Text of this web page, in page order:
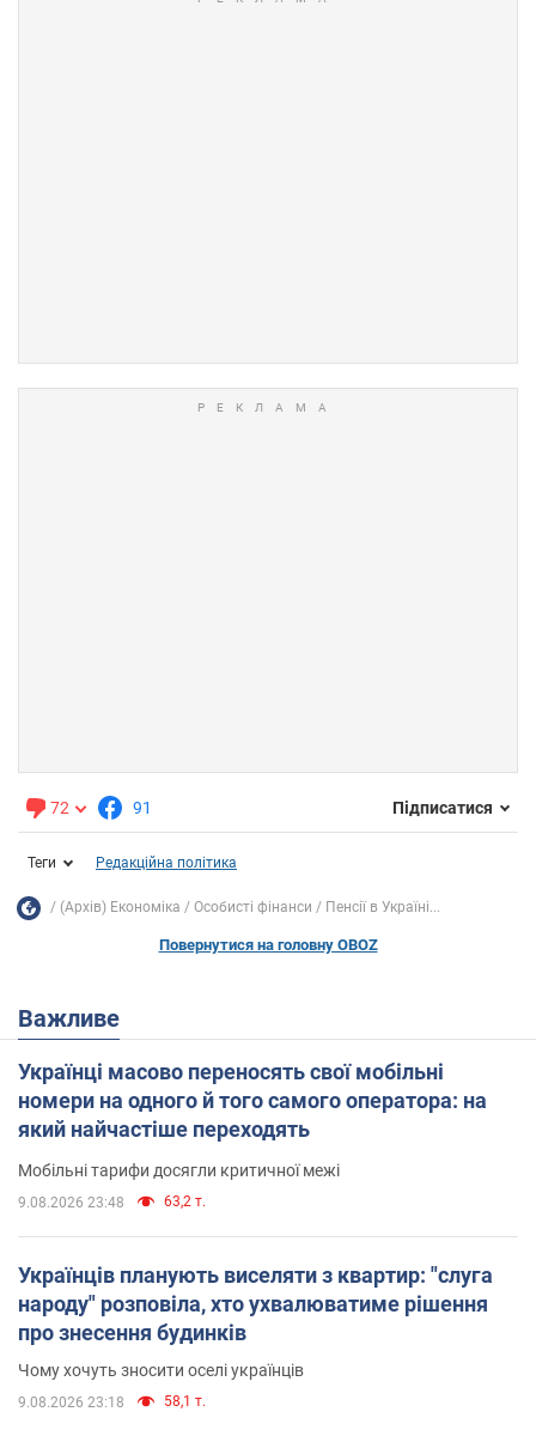
72 91 Підписатися
Теги Редакційна політика
(Архів) Економіка Особисті фінанси Пенсії в Україні...
Повернутися на головну OBOZ
Важливе
Українці масово переносять свої мобільні
номери на одного й того самого оператора: на
який найчастіше переходять
Мобільні тарифи досягли критичної межі
9.08.2026 23:48 63,2 т.
Українців планують виселяти з квартир: "слуга
народу" розповіла, хто ухвалюватиме рішення
про знесення будинків
Чому хочуть зносити оселі українців
9.08.2026 23:18 58,1 т.